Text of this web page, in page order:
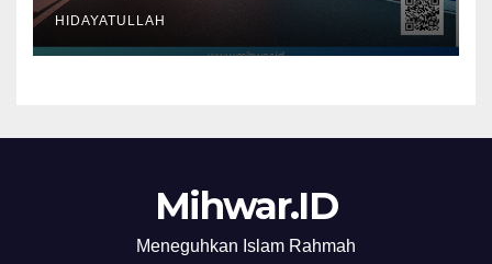
HIDAYATULLAH
Mihwar.ID
Meneguhkan Islam Rahmah